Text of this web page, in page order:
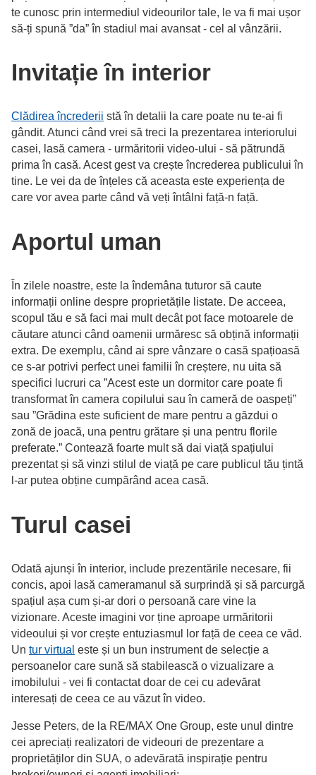
te cunosc prin intermediul videourilor tale, le va fi mai ușor
să-ți spună ”da” în stadiul mai avansat - cel al vânzării.
Invitație în interior
Clădirea încrederii stă în detalii la care poate nu te-ai fi
gândit. Atunci când vrei să treci la prezentarea interiorului
casei, lasă camera - urmăritorii video-ului - să pătrundă
prima în casă. Acest gest va crește încrederea publicului în
tine. Le vei da de înțeles că aceasta este experiența de
care vor avea parte când vă veți întâlni față-n față.
Aportul uman
În zilele noastre, este la îndemâna tuturor să caute
informații online despre proprietățile listate. De acceea,
scopul tău e să faci mai mult decât pot face motoarele de
căutare atunci când oamenii urmăresc să obțină informații
extra. De exemplu, când ai spre vânzare o casă spațioasă
ce s-ar potrivi perfect unei familii în creștere, nu uita să
specifici lucruri ca ”Acest este un dormitor care poate fi
transformat în camera copilului sau în cameră de oaspeți”
sau ”Grădina este suficient de mare pentru a găzdui o
zonă de joacă, una pentru grătare și una pentru florile
preferate.” Contează foarte mult să dai viață spațiului
prezentat și să vinzi stilul de viață pe care publicul tău țintă
l-ar putea obține cumpărând acea casă.
Turul casei
Odată ajunși în interior, include prezentările necesare, fii
concis, apoi lasă cameramanul să surprindă și să parcurgă
spațiul așa cum și-ar dori o persoană care vine la
vizionare. Aceste imagini vor ține aproape urmăritorii
videoului și vor crește entuziasmul lor față de ceea ce văd.
Un tur virtual este și un bun instrument de selecție a
persoanelor care sună să stabilească o vizualizare a
imobilului - vei fi contactat doar de cei cu adevărat
interesați de ceea ce au văzut în video.
Jesse Peters, de la RE/MAX One Group, este unul dintre
cei apreciați realizatori de videouri de prezentare a
proprietăților din SUA, o adevărată inspirație pentru